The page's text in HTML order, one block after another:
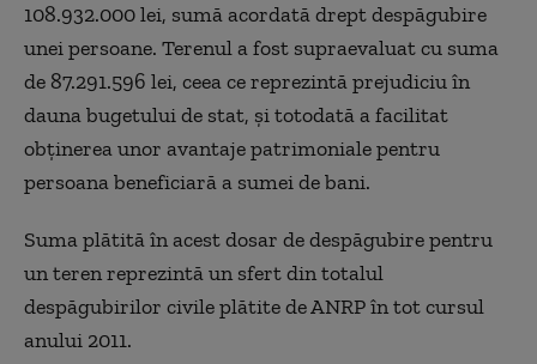
108.932.000 lei, sumă acordată drept despăgubire
unei persoane. Terenul a fost supraevaluat cu suma
de 87.291.596 lei, ceea ce reprezintă prejudiciu în
dauna bugetului de stat, și totodată a facilitat
obținerea unor avantaje patrimoniale pentru
persoana beneficiară a sumei de bani.
Suma plătită în acest dosar de despăgubire pentru
un teren reprezintă un sfert din totalul
despăgubirilor civile plătite de ANRP în tot cursul
anului 2011.